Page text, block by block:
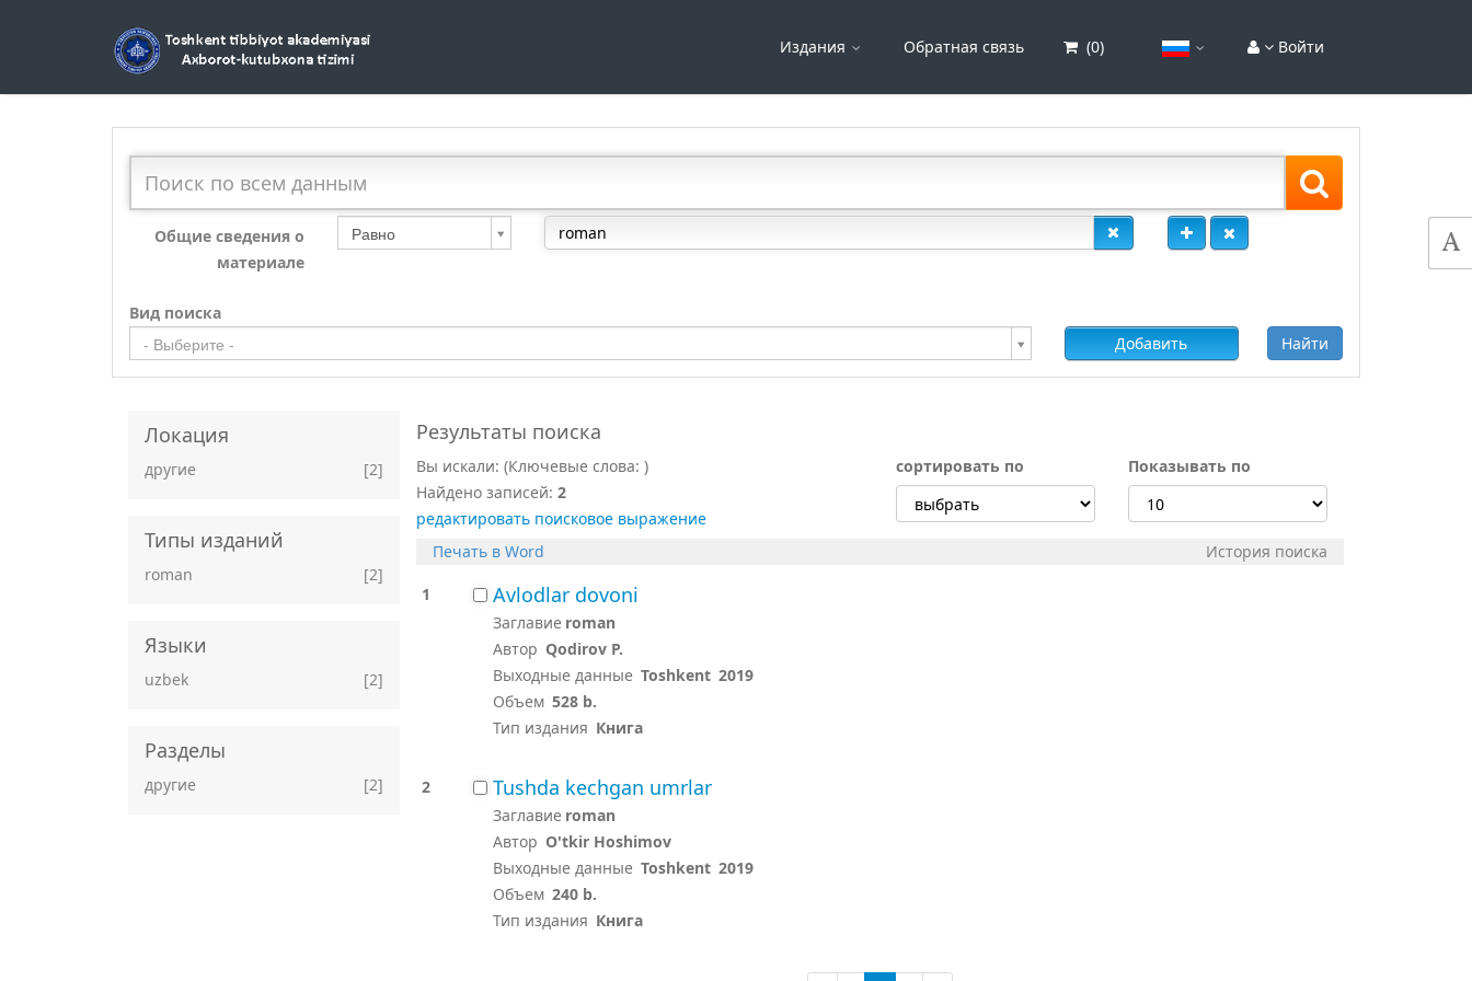
Издания Обратная связь (0) Войти
Общие сведения о
материале
Равно
Вид поиска
- Выберите - Добавить Найти
Локация
другие [2]
Типы изданий
roman [2]
Языки
uzbek [2]
Разделы
другие [2]
Результаты поиска
Вы искали: (Ключевые слова: )
Найдено записей: 2
редактировать поисковое выражение
сортировать по Показывать по
Печать в Word История поиска
1 Avlodlar dovoni
Заглавие roman
Автор Qodirov P.
Выходные данные Toshkent 2019
Объем 528 b.
Тип издания Книга
2 Tushda kechgan umrlar
Заглавие roman
Автор O'tkir Hoshimov
Выходные данные Toshkent 2019
Объем 240 b.
Тип издания Книга